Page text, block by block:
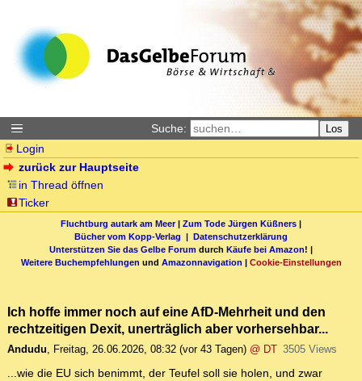
Suche: Los
Login
zurück zur Hauptseite
in Thread öffnen
Ticker
Fluchtburg autark am Meer| Zum Tode Jürgen Küßners |
Bücher vom Kopp-Verlag | Datenschutzerklärung
Unterstützen Sie das Gelbe Forum durch Käufe bei Amazon! |
Weitere Buchempfehlungen und Amazonnavigation | Cookie-Einstellungen
Ich hoffe immer noch auf eine AfD-Mehrheit und den
rechtzeitigen Dexit, unerträglich aber vorhersehbar...
Andudu, Freitag, 26.06.2026, 08:32 (vor 43 Tagen) @ DT 3505 Views
...wie die EU sich benimmt, der Teufel soll sie holen, und zwar